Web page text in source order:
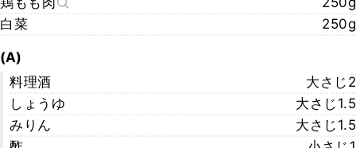
白菜
250g
(A)
料理酒
大さじ2
しょうゆ
大さじ1.5
みりん
大さじ1.5